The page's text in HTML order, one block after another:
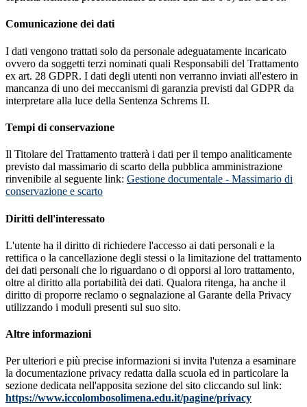
Comunicazione dei dati
I dati vengono trattati solo da personale adeguatamente incaricato
ovvero da soggetti terzi nominati quali Responsabili del Trattamento
ex art. 28 GDPR. I dati degli utenti non verranno inviati all'estero in
mancanza di uno dei meccanismi di garanzia previsti dal GDPR da
interpretare alla luce della Sentenza Schrems II.
Tempi di conservazione
Il Titolare del Trattamento tratterà i dati per il tempo analiticamente
previsto dal massimario di scarto della pubblica amministrazione
rinvenibile al seguente link: Gestione documentale - Massimario di
conservazione e scarto
Diritti dell'interessato
L'utente ha il diritto di richiedere l'accesso ai dati personali e la
rettifica o la cancellazione degli stessi o la limitazione del trattamento
dei dati personali che lo riguardano o di opporsi al loro trattamento,
oltre al diritto alla portabilità dei dati. Qualora ritenga, ha anche il
diritto di proporre reclamo o segnalazione al Garante della Privacy
utilizzando i moduli presenti sul suo sito.
Altre informazioni
Per ulteriori e più precise informazioni si invita l'utenza a esaminare
la documentazione privacy redatta dalla scuola ed in particolare la
sezione dedicata nell'apposita sezione del sito cliccando sul link:
https://www.iccolombosolimena.edu.it/pagine/privacy